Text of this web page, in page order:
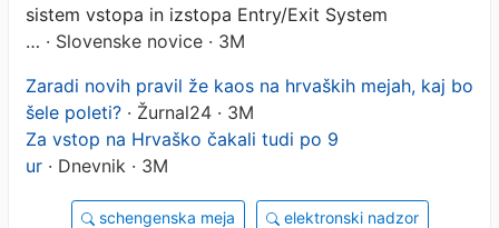
sistem vstopa in izstopa Entry/Exit System
… · Slovenske novice · 3M
Zaradi novih pravil že kaos na hrvaških mejah, kaj bo
šele poleti? · Žurnal24 · 3M
Za vstop na Hrvaško čakali tudi po 9
ur · Dnevnik · 3M
schengenska meja elektronski nadzor